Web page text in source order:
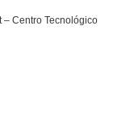
– Centro Tecnológico